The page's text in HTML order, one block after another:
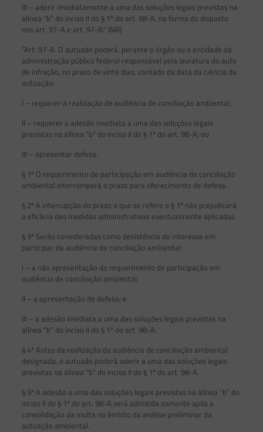
III – aderir imediatamente a uma das soluções legais previstas na
alínea “b” do inciso II do § 1º do art. 98-A, na forma do disposto
nos art. 97-A e art. 97-B.” (NR)
“Art. 97-A. O autuado poderá, perante o órgão ou a entidade da
administração pública federal responsável pela lavratura do auto
de infração, no prazo de vinte dias, contado da data da ciência da
autuação:
I – requerer a realização de audiência de conciliação ambiental;
II – requerer a adesão imediata a uma das soluções legais
previstas na alínea “b” do inciso II do § 1º do art. 98-A; ou
III – apresentar defesa.
§ 1º O requerimento de participação em audiência de conciliação
ambiental interromperá o prazo para oferecimento de defesa.
§ 2º A interrupção do prazo a que se refere o § 1º não prejudicará
a eficácia das medidas administrativas eventualmente aplicadas.
§ 3º Serão consideradas como desistência do interesse em
participar de audiência de conciliação ambiental:
I – a não apresentação do requerimento de participação em
audiência de conciliação ambiental;
II – a apresentação de defesa; e
III – a adesão imediata a uma das soluções legais previstas na
alínea “b” do inciso II do § 1º do art. 98-A.
§ 4º Antes da realização da audiência de conciliação ambiental
designada, o autuado poderá aderir a uma das soluções legais
previstas na alínea “b” do inciso II do § 1º do art. 98-A.
§ 5º A adesão a uma das soluções legais previstas na alínea “b” do
inciso II do § 1º do art. 98-A será admitida somente após a
consolidação da multa no âmbito da análise preliminar da
autuação ambiental.